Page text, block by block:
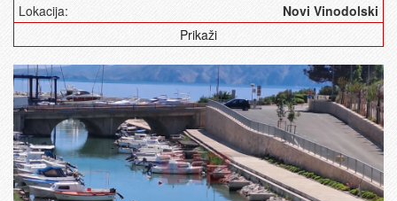
Lokacija:
Novi Vinodolski
Prikaži